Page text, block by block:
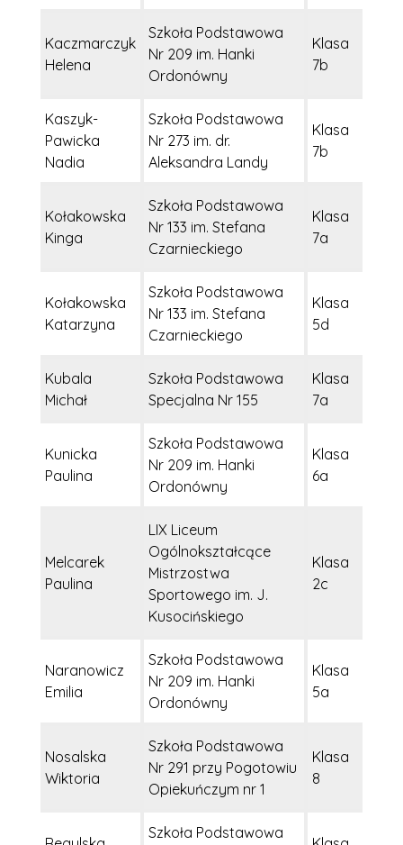
Kaczmarczyk
Helena
Szkoła Podstawowa
Nr 209 im. Hanki
Ordonówny
Klasa
7b
Kaszyk-
Pawicka
Nadia
Szkoła Podstawowa
Nr 273 im. dr.
Aleksandra Landy
Klasa
7b
Kołakowska
Kinga
Szkoła Podstawowa
Nr 133 im. Stefana
Czarnieckiego
Klasa
7a
Kołakowska
Katarzyna
Szkoła Podstawowa
Nr 133 im. Stefana
Czarnieckiego
Klasa
5d
Kubala
Michał
Szkoła Podstawowa
Specjalna Nr 155
Klasa
7a
Kunicka
Paulina
Szkoła Podstawowa
Nr 209 im. Hanki
Ordonówny
Klasa
6a
Melcarek
Paulina
LIX Liceum
Ogólnokształcące
Mistrzostwa
Sportowego im. J.
Kusocińskiego
Klasa
2c
Naranowicz
Emilia
Szkoła Podstawowa
Nr 209 im. Hanki
Ordonówny
Klasa
5a
Nosalska
Wiktoria
Szkoła Podstawowa
Nr 291 przy Pogotowiu
Opiekuńczym nr 1
Klasa
8
Szkoła Podstawowa